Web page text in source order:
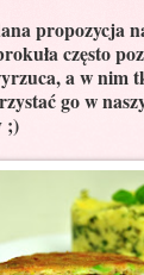
propozycja
często
a w nim
go w
;)